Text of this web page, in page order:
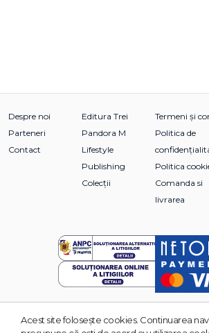
Despre noi
Parteneri
Contact
Editura Trei
Pandora M
Lifestyle
Publishing
Colecții
Termeni și
Politica de
Politica
Comanda si
livrarea
© 2026 Grupul Editorial TREI. Toate
Acest site foloseşte cookies. Continuarea